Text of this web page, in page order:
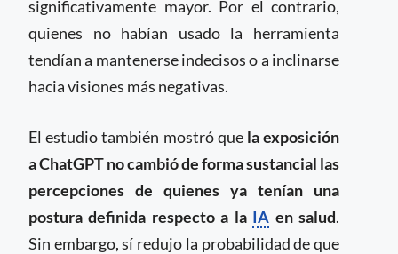
significativamente mayor. Por el contrario,
quienes no habían usado la herramienta
tendían a mantenerse indecisos o a inclinarse
hacia visiones más negativas.
El estudio también mostró que la exposición
a ChatGPT no cambió de forma sustancial las
percepciones de quienes ya tenían una
postura definida respecto a la IA en salud.
Sin embargo, sí redujo la probabilidad de que